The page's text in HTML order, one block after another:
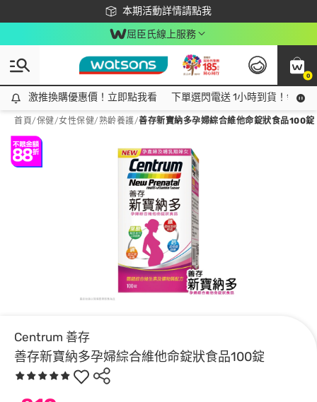
本期活動詳情請點我
下載app最高回饋$350
屈臣氏線上服務
0
激推換購優惠價！立即點我看
激推換購優惠價！立即點我看 下單選閃電送 1小時到貨！領神
首頁/保健/女性保健/熟齡養護/善存新寶納多孕婦綜合維他命錠狀食品100錠
Centrum 善存
善存新寶納多孕婦綜合維他命錠狀食品100錠